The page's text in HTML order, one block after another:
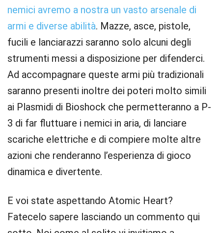
nemici avremo a nostra un vasto arsenale di
armi e diverse abilità. Mazze, asce, pistole,
fucili e lanciarazzi saranno solo alcuni degli
strumenti messi a disposizione per difenderci.
Ad accompagnare queste armi più tradizionali
saranno presenti inoltre dei poteri molto simili
ai Plasmidi di Bioshock che permetteranno a P-
3 di far fluttuare i nemici in aria, di lanciare
scariche elettriche e di compiere molte altre
azioni che renderanno l’esperienza di gioco
dinamica e divertente.
E voi state aspettando Atomic Heart?
Fatecelo sapere lasciando un commento qui